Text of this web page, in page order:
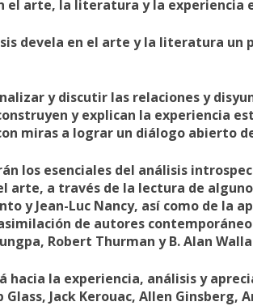
el arte, la literatura y la
devela en el arte y la literatura
y discutir las relaciones y
y explican la experiencia
miras a lograr un diálogo abierto
los esenciales del análisis
arte, a través de la lectura de
y Jean-Luc Nancy, así como de la
de autores
Robert Thurman y B. Alan
hacia la experiencia, análisis y
Glass, Jack Kerouac, Allen